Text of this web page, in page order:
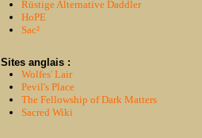
Rüstige Alternative Daddler
HoPE
Sac²
Sites anglais :
Wolfes' Lair
Pevil's Place
The Fellowship of Dark Matters
Sacred Wiki